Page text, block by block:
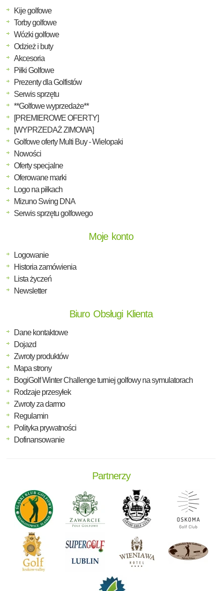
Kije golfowe
Torby golfowe
Wózki golfowe
Odzież i buty
Akcesoria
Piłki Golfowe
Prezenty dla Golfistów
Serwis sprzętu
**Golfowe wyprzedaże**
[PREMIEROWE OFERTY]
[WYPRZEDAŻ ZIMOWA]
Golfowe oferty Multi Buy - Wielopaki
Nowości
Oferty specjalne
Oferowane marki
Logo na piłkach
Mizuno Swing DNA
Serwis sprzętu golfowego
Moje konto
Logowanie
Historia zamówienia
Lista życzeń
Newsletter
Biuro Obsługi Klienta
Dane kontaktowe
Dojazd
Zwroty produktów
Mapa strony
BogiGolf Winter Challenge turniej golfowy na symulatorach
Rodzaje przesyłek
Zwroty za darmo
Regulamin
Polityka prywatności
Dofinansowanie
Partnerzy